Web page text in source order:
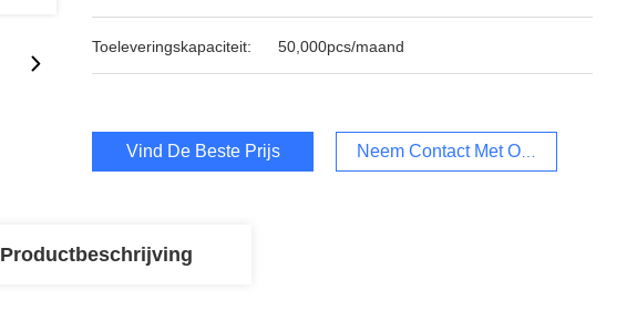
Toeleveringskapaciteit: 50,000pcs/maand
Vind De Beste Prijs Neem Contact Met Ons Op
Productbeschrijving